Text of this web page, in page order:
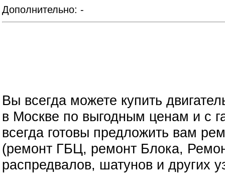
Дополнительно: -
Вы всегда можете купить
в Москве по выгодным ценам и с
всегда готовы предложить вам
(ремонт ГБЦ, ремонт Блока,
распредвалов, шатунов и других